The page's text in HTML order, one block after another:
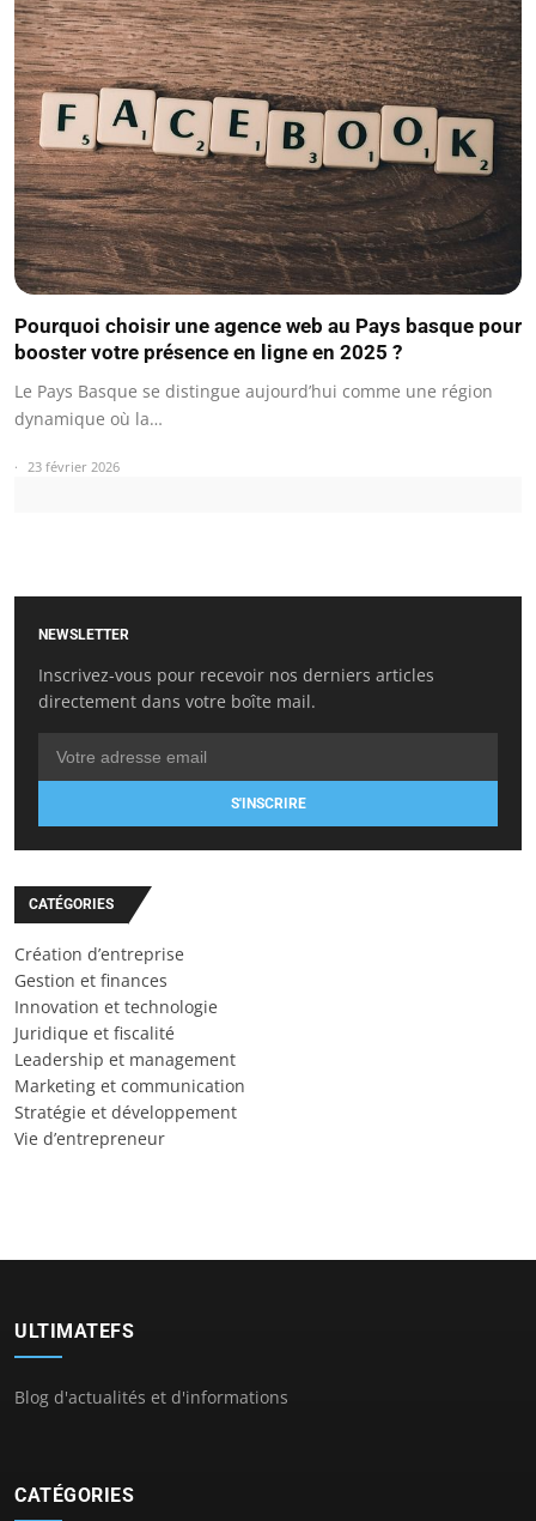
Pourquoi choisir une agence web au Pays basque pour
booster votre présence en ligne en 2025 ?
Le Pays Basque se distingue aujourd’hui comme une région
dynamique où la…
23 février 2026
NEWSLETTER
Inscrivez-vous pour recevoir nos derniers articles
directement dans votre boîte mail.
S'INSCRIRE
CATÉGORIES
Création d’entreprise
Gestion et finances
Innovation et technologie
Juridique et fiscalité
Leadership et management
Marketing et communication
Stratégie et développement
Vie d’entrepreneur
ULTIMATEFS
Blog d'actualités et d'informations
CATÉGORIES